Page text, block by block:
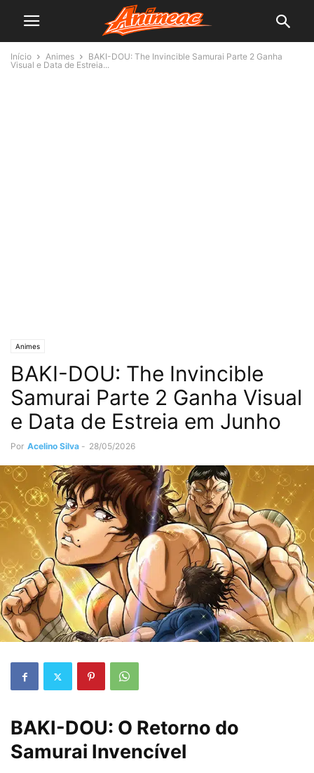
Início Animes
BAKI-DOU: The Invincible Samurai Parte 2 Ganha
Visual e Data de Estreia...
Animes
BAKI-DOU: The Invincible
Samurai Parte 2 Ganha Visual
e Data de Estreia em Junho
Por Acelino Silva - 28/05/2026
BAKI-DOU: O Retorno do
Samurai Invencível